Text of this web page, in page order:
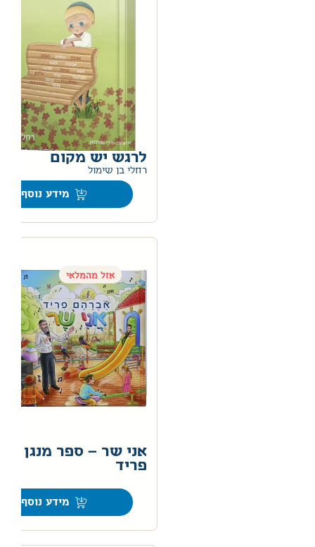
לרגש יש מקום
רחלי בן שימול
מידע נוסף
אזל מהמלאי
אני שר – ספר מנגן
פריד
מידע נוסף